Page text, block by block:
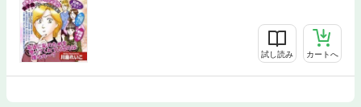
試し読み カートへ